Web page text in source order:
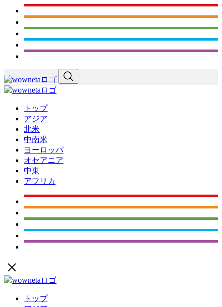
トップ
アジア
北米
中南米
ヨーロッパ
オセアニア
中東
アフリカ
トップ